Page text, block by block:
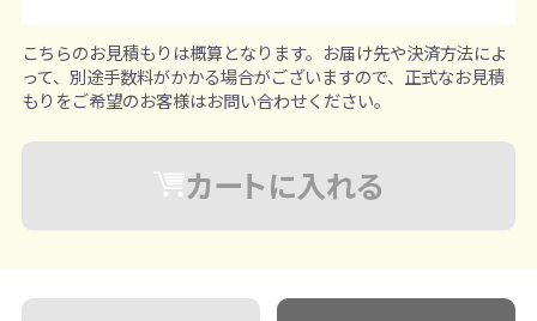
こちらのお見積もりは概算となります。お届け先や決済方法によ
って、別途手数料がかかる場合がございますので、正式なお見積
もりをご希望のお客様はお問い合わせください。
カートに入れる